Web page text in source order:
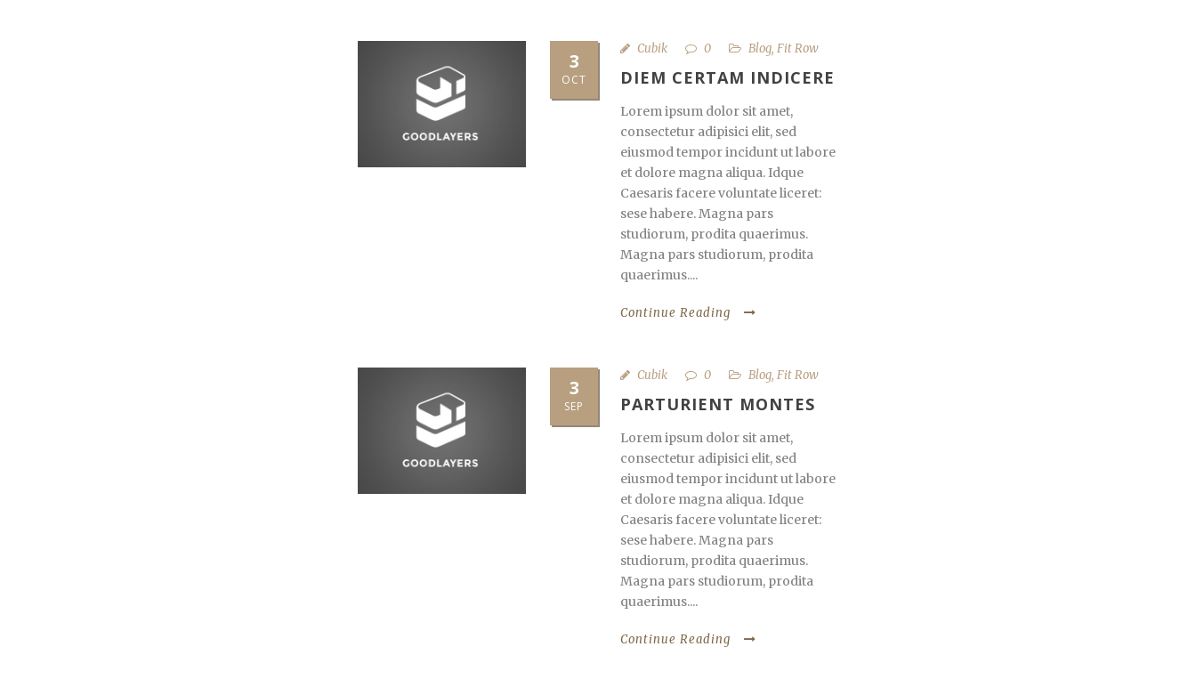
3
OCT
Cubik 0 Blog, Fit Row
DIEM CERTAM INDICERE
Lorem ipsum dolor sit amet,
consectetur adipisici elit, sed
eiusmod tempor incidunt ut labore
et dolore magna aliqua. Idque
Caesaris facere voluntate liceret:
sese habere. Magna pars
studiorum, prodita quaerimus.
Magna pars studiorum, prodita
quaerimus....
Continue Reading
3
SEP
Cubik 0 Blog, Fit Row
PARTURIENT MONTES
Lorem ipsum dolor sit amet,
consectetur adipisici elit, sed
eiusmod tempor incidunt ut labore
et dolore magna aliqua. Idque
Caesaris facere voluntate liceret:
sese habere. Magna pars
studiorum, prodita quaerimus.
Magna pars studiorum, prodita
quaerimus....
Continue Reading